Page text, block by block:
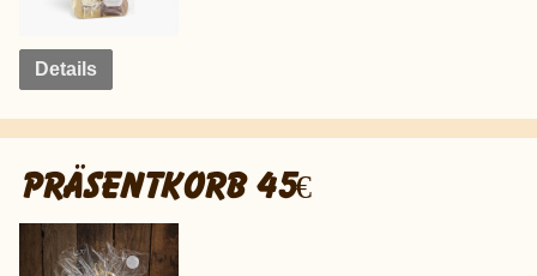
Details
PRÄSENTKORB 45€